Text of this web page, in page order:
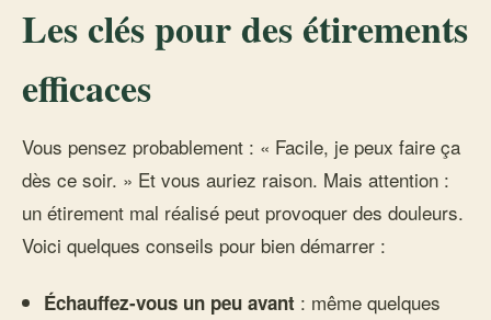
Les clés pour des étirements
efficaces
Vous pensez probablement : « Facile, je peux faire ça
dès ce soir. » Et vous auriez raison. Mais attention :
un étirement mal réalisé peut provoquer des douleurs.
Voici quelques conseils pour bien démarrer :
Échauffez-vous un peu avant : même quelques